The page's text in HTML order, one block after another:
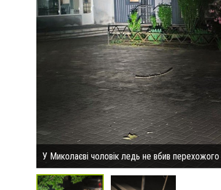
У Миколаєві чоловік ледь не вбив перехожого